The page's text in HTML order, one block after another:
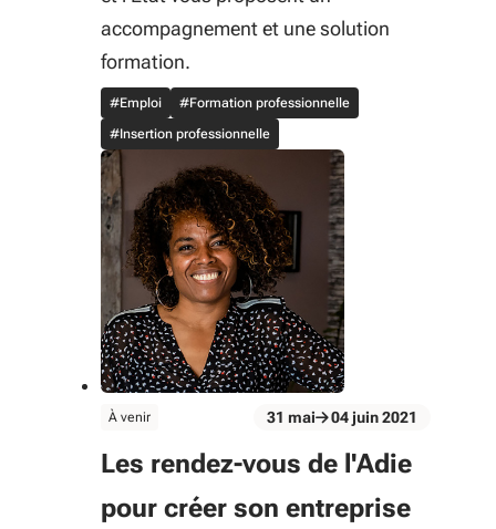
accompagnement et une solution
formation.
#Emploi
#Formation professionnelle
#Insertion professionnelle
évènement
À venir
Du 31 mai au 04 juin 2021
31 mai 04juin2021
Les rendez-vous de l'Adie
pour créer son entreprise